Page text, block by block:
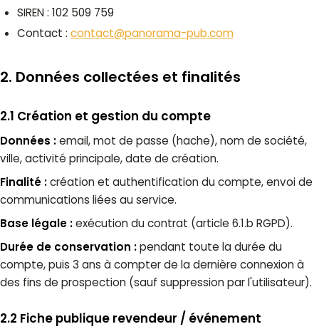
SIREN : 102 509 759
Contact : contact@panorama-pub.com
2. Données collectées et finalités
2.1 Création et gestion du compte
Données :email, mot de passe (hache), nom de société,
ville, activité principale, date de création.
Finalité :création et authentification du compte, envoi de
communications liées au service.
Base légale :exécution du contrat (article 6.1.b RGPD).
Durée de conservation :pendant toute la durée du
compte, puis 3 ans à compter de la dernière connexion à
des fins de prospection (sauf suppression par l'utilisateur).
2.2 Fiche publique revendeur / événement